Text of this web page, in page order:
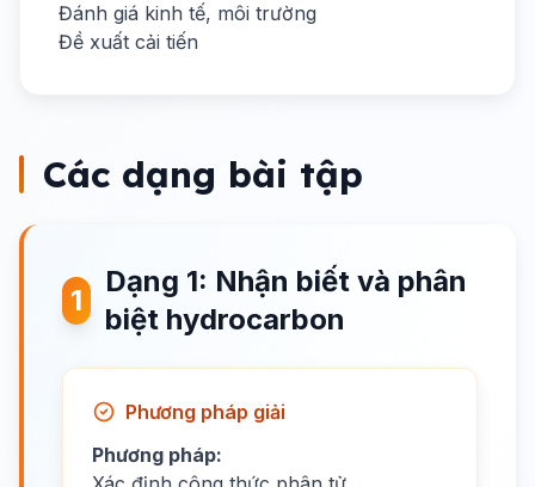
Đánh giá kinh tế, môi trường
Đề xuất cải tiến
Các dạng bài tập
1
Dạng 1: Nhận biết và phân
biệt hydrocarbon
Phương pháp giải
Phương pháp: